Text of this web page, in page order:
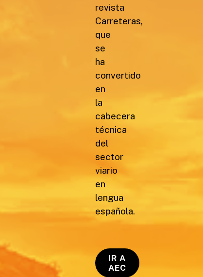
revista
Carreteras,
que
se
ha
convertido
en
la
cabecera
técnica
del
sector
viario
en
lengua
española.
IR A
AEC